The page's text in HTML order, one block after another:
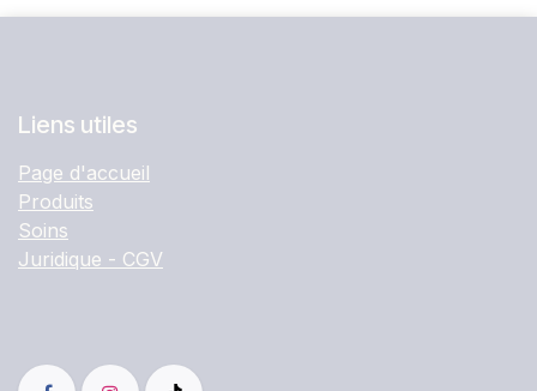
Liens utiles
Page d'accueil
Produits
Soins
Juridique - CGV